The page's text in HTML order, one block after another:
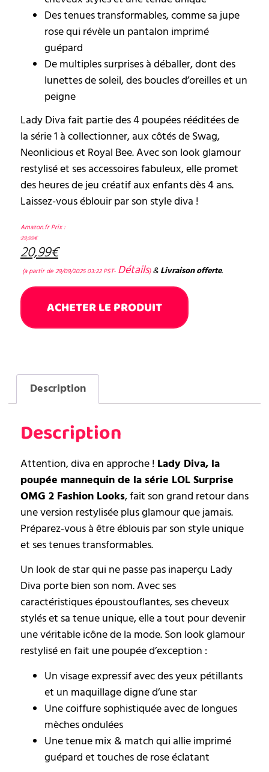
Des tenues transformables, comme sa jupe
rose qui révèle un pantalon imprimé
guépard
De multiples surprises à déballer, dont des
lunettes de soleil, des boucles d’oreilles et un
peigne
Lady Diva fait partie des 4 poupées rééditées de
la série 1 à collectionner, aux côtés de Swag,
Neonlicious et Royal Bee. Avec son look glamour
restylisé et ses accessoires fabuleux, elle promet
des heures de jeu créatif aux enfants dès 4 ans.
Laissez-vous éblouir par son style diva !
Amazon.fr Prix :
29,99€
20,99€
(a partir de 29/09/2025 03:22 PST- Détails) & Livraison offerte.
ACHETER LE PRODUIT
Description
Description
Attention, diva en approche ! Lady Diva, la
poupée mannequin de la série LOL Surprise
OMG 2 Fashion Looks, fait son grand retour dans
une version restylisée plus glamour que jamais.
Préparez-vous à être éblouis par son style unique
et ses tenues transformables.
Un look de star qui ne passe pas inaperçu Lady
Diva porte bien son nom. Avec ses
caractéristiques époustouflantes, ses cheveux
stylés et sa tenue unique, elle a tout pour devenir
une véritable icône de la mode. Son look glamour
restylisé en fait une poupée d’exception :
Un visage expressif avec des yeux pétillants
et un maquillage digne d’une star
Une coiffure sophistiquée avec de longues
mèches ondulées
Une tenue mix & match qui allie imprimé
guépard et touches de rose éclatant